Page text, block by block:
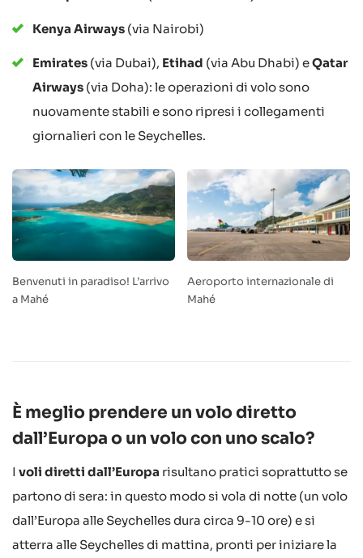
Kenya Airways (via Nairobi)
Emirates (via Dubai), Etihad (via Abu Dhabi) eQatar
Airways (via Doha): le operazioni di volo sono
nuovamente stabili e sono ripresi i collegamenti
giornalieri con le Seychelles.
Benvenuti in paradiso! L’arrivo
a Mahé
Aeroporto internazionale di
Mahé
È meglio prendere un volo diretto
dall’Europa o un volo con uno scalo?
I voli diretti dall’Europa risultano pratici soprattutto se
partono di sera: in questo modo si vola di notte (un volo
dall’Europa alle Seychelles dura circa 9-10 ore) e si
atterra alle Seychelles di mattina, pronti per iniziare la